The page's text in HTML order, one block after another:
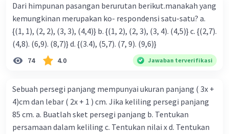
Beri Rating·0.0(0) Balas
Dari himpunan pasangan berurutan berikut.manakah yang
kemungkinan merupakan ko- respondensi satu-satu? a.
{(1, 1), (2, 2), (3, 3), (4,4)} b. {(1, 2), (2, 3), (3, 4). (4,5)} c. {(2,7).
(4,8). (6,9). (8,7)} d. {(3.4), (5,7). (7, 9). (9,6)}
74 4.0 Jawaban terverifikasi
Sebuah persegi panjang mempunyai ukuran panjang ( 3x +
4)cm dan lebar ( 2x + 1 ) cm. Jika keliling persegi panjang
85 cm. a. Buatlah sket persegi panjang b. Tentukan
persamaan dalam keliling c. Tentukan nilai x d. Tentukan